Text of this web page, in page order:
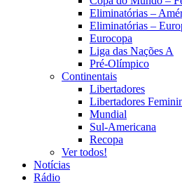
Eliminatórias –
Eliminatórias –
Eurocopa
Liga das Nações A
Pré-Olímpico
Continentais
Libertadores
Libertadores
Mundial
Sul-Americana
Recopa
Ver todos!
Notícias
Rádio